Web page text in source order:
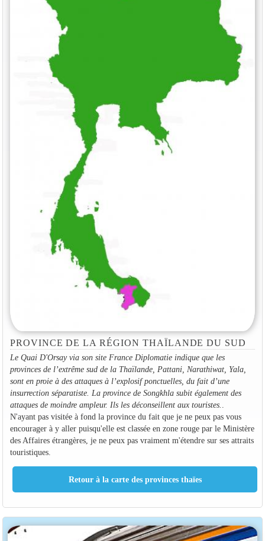
PROVINCE DE LA RÉGION THAÏLANDE DU SUD
Le Quai D'Orsay via son site France Diplomatie indique que les
provinces de l’extrême sud de la Thaïlande, Pattani, Narathiwat, Yala,
sont en proie à des attaques à l’explosif ponctuelles, du fait d’une
insurrection séparatiste. La province de Songkhla subit également des
attaques de moindre ampleur. Ils les déconseillent aux touristes.
N'ayant pas visitée à fond la province du fait que je ne peux pas vous
encourager à y aller puisqu'elle est classée en zone rouge par le Ministère
des Affaires étrangères, je ne peux pas vraiment m'étendre sur ses attraits
touristiques.